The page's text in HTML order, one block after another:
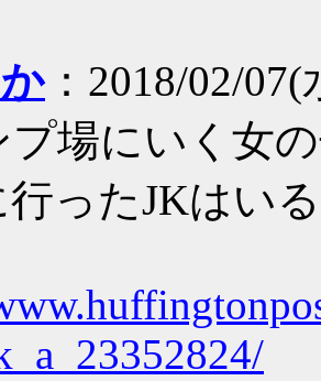
：2018/02/07(
プ場にいく女
行ったJKはい